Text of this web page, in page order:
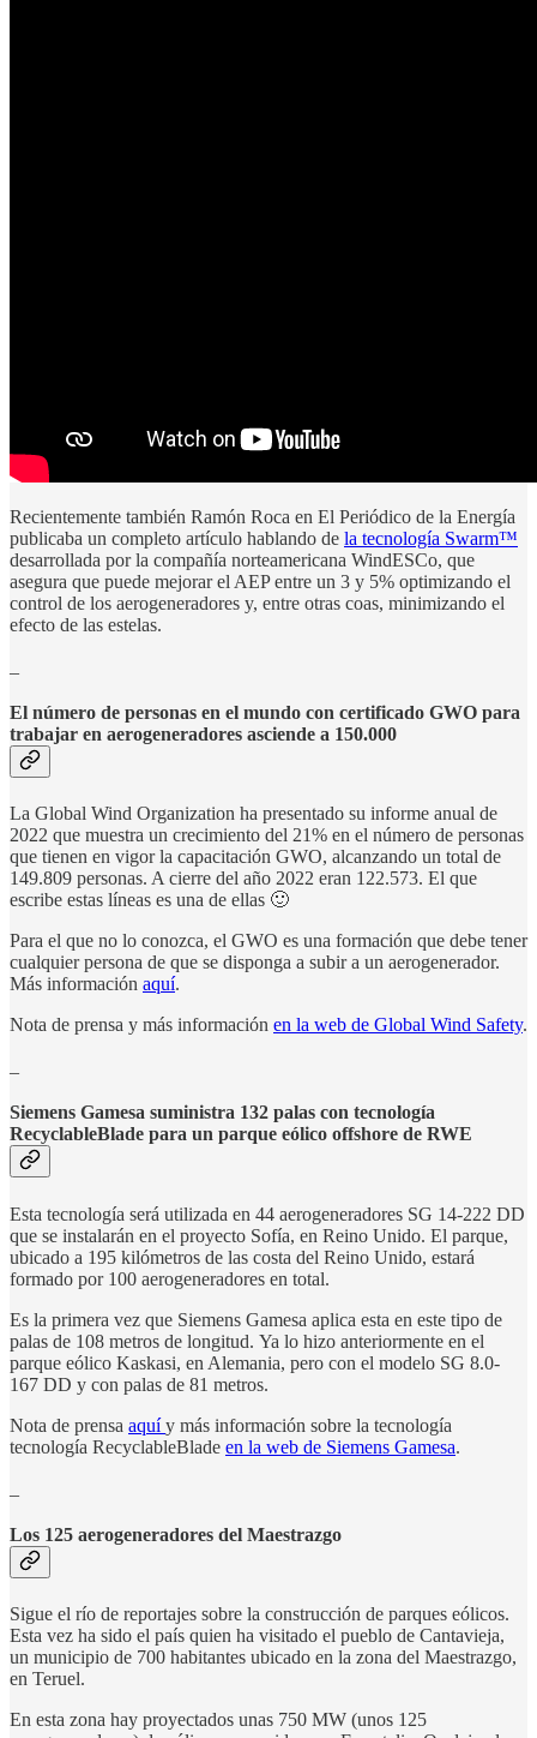
Recientemente también Ramón Roca en El Periódico de la Energía
publicaba un completo artículo hablando de la tecnología Swarm™
desarrollada por la compañía norteamericana WindESCo, que
asegura que puede mejorar el AEP entre un 3 y 5% optimizando el
control de los aerogeneradores y, entre otras coas, minimizando el
efecto de las estelas.
El número de personas en el mundo con certificado GWO para
trabajar en aerogeneradores asciende a 150.000
La Global Wind Organization ha presentado su informe anual de
2022 que muestra un crecimiento del 21% en el número de personas
que tienen en vigor la capacitación GWO, alcanzando un total de
149.809 personas. A cierre del año 2022 eran 122.573. El que
escribe estas líneas es una de ellas 🙂
Para el que no lo conozca, el GWO es una formación que debe tener
cualquier persona de que se disponga a subir a un aerogenerador.
Más información aquí.
Nota de prensa y más información en la web de Global Wind Safety.
Siemens Gamesa suministra 132 palas con tecnología
RecyclableBlade para un parque eólico offshore de RWE
Esta tecnología será utilizada en 44 aerogeneradores SG 14-222 DD
que se instalarán en el proyecto Sofía, en Reino Unido. El parque,
ubicado a 195 kilómetros de las costa del Reino Unido, estará
formado por 100 aerogeneradores en total.
Es la primera vez que Siemens Gamesa aplica esta en este tipo de
palas de 108 metros de longitud. Ya lo hizo anteriormente en el
parque eólico Kaskasi, en Alemania, pero con el modelo SG 8.0-
167 DD y con palas de 81 metros.
Nota de prensa aquíy más información sobre la tecnología
tecnología RecyclableBlade en la web de Siemens Gamesa.
Los 125 aerogeneradores del Maestrazgo
Sigue el río de reportajes sobre la construcción de parques eólicos.
Esta vez ha sido el país quien ha visitado el pueblo de Cantavieja,
un municipio de 700 habitantes ubicado en la zona del Maestrazgo,
en Teruel.
En esta zona hay proyectados unas 750 MW (unos 125